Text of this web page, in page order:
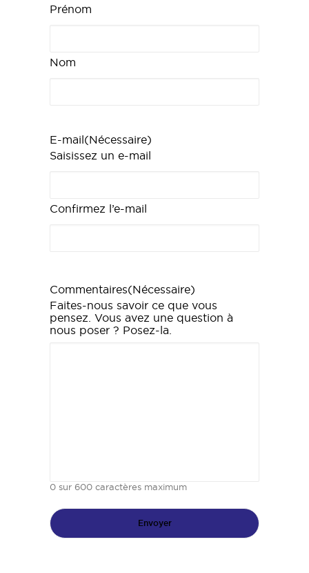
Prénom
Nom
E-mail(Nécessaire)
Saisissez un e-mail
Confirmez l’e-mail
Commentaires(Nécessaire)
Faites-nous savoir ce que vous
pensez. Vous avez une question à
nous poser ? Posez-la.
0 sur 600 caractères maximum